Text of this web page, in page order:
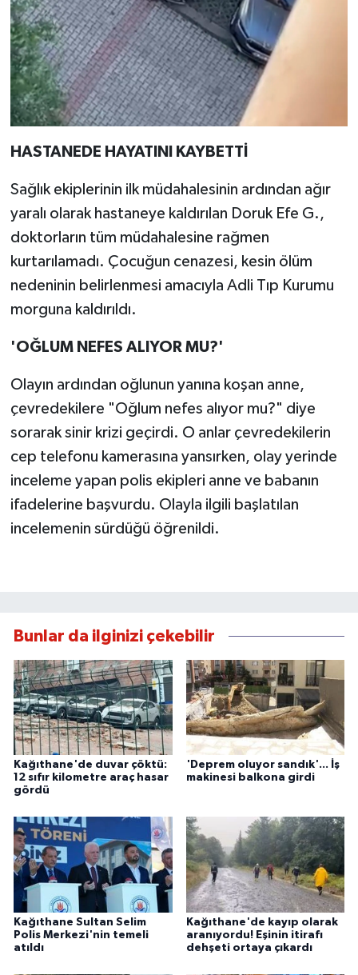
HASTANEDE HAYATINI KAYBETTİ
Sağlık ekiplerinin ilk müdahalesinin ardından ağır
yaralı olarak hastaneye kaldırılan Doruk Efe G.,
doktorların tüm müdahalesine rağmen
kurtarılamadı. Çocuğun cenazesi, kesin ölüm
nedeninin belirlenmesi amacıyla Adli Tıp Kurumu
morguna kaldırıldı.
'OĞLUM NEFES ALIYOR MU?'
Olayın ardından oğlunun yanına koşan anne,
çevredekilere "Oğlum nefes alıyor mu?" diye
sorarak sinir krizi geçirdi. O anlar çevredekilerin
cep telefonu kamerasına yansırken, olay yerinde
inceleme yapan polis ekipleri anne ve babanın
ifadelerine başvurdu. Olayla ilgili başlatılan
incelemenin sürdüğü öğrenildi.
Bunlar da ilginizi çekebilir
Kağıthane'de duvar çöktü:
12 sıfır kilometre araç hasar
gördü
'Deprem oluyor sandık'... İş
makinesi balkona girdi
Kağıthane Sultan Selim
Polis Merkezi'nin temeli
atıldı
Kağıthane'de kayıp olarak
aranıyordu! Eşinin itirafı
dehşeti ortaya çıkardı